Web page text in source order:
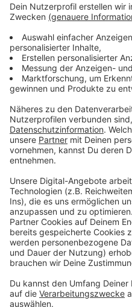
Dann auf insgesamt acht
Rheinradweg soll
Anzeige
Auch der Rheinradweg
Rheindorf, der
gesperrt ist, bleibt erstmal
anstehenden Arbeiten
Rheinbrücke würden aus
keine frühere Öffnung des
zählen zum Beispiel
Radfahrer brauchen also
Sprecherin sei erst im
des Rheinradweges zu
Anzeige